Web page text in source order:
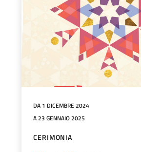
DA 1 DICEMBRE 2024
A 23 GENNAIO 2025
CERIMONIA